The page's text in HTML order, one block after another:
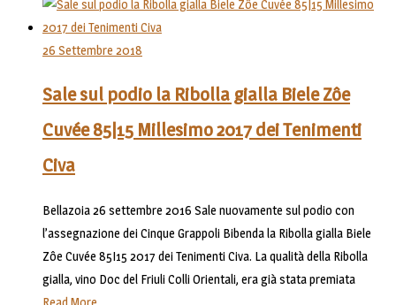
26 Settembre 2018
Sale sul podio la Ribolla gialla Biele Zôe
Cuvée 85|15 Millesimo 2017 dei Tenimenti
Civa
Bellazoia 26 settembre 2016 Sale nuovamente sul podio con
l’assegnazione dei Cinque Grappoli Bibenda la Ribolla gialla Biele
Zôe Cuvée 85I15 2017 dei Tenimenti Civa. La qualità della Ribolla
gialla, vino Doc del Friuli Colli Orientali, era già stata premiata
Read More